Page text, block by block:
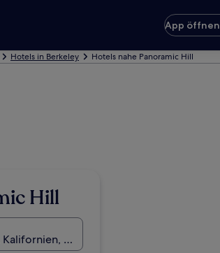
App öffnen
Hotels in Berkeley Hotels nahe Panoramic Hill
Hill